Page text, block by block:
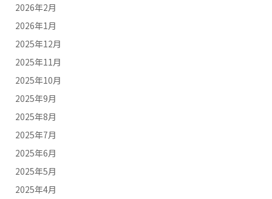
2026年2月
2026年1月
2025年12月
2025年11月
2025年10月
2025年9月
2025年8月
2025年7月
2025年6月
2025年5月
2025年4月